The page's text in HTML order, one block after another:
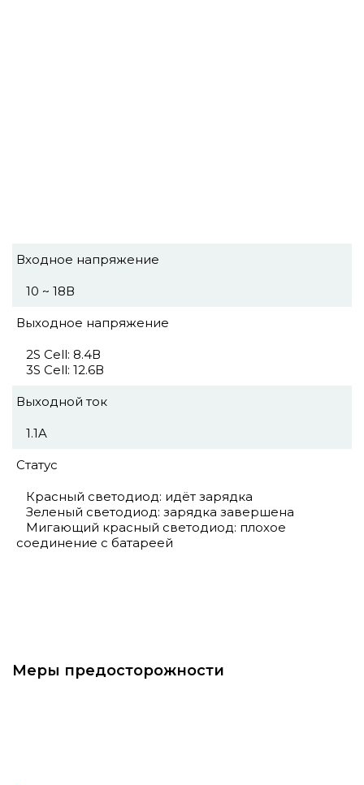
Входное напряжение
10 ~ 18В
Выходное напряжение
2S Cell: 8.4В
3S Cell: 12.6В
Выходной ток
1.1A
Статус
Красный светодиод: идёт зарядка
Зеленый светодиод: зарядка завершена
Мигающий красный светодиод: плохое
соединение с батареей
Меры предосторожности